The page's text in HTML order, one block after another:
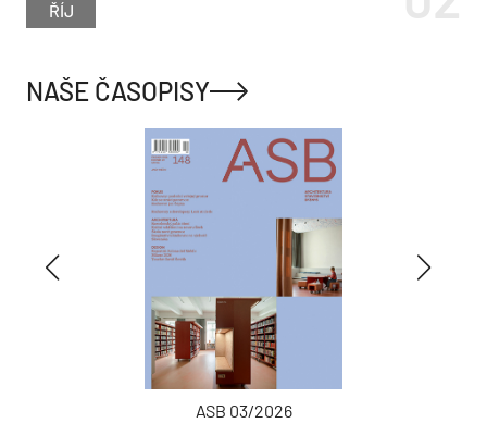
ŘÍJ
NAŠE ČASOPISY
ASB 03/2026